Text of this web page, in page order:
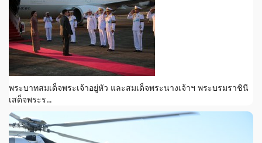
พระบาทสมเด็จพระเจ้าอยู่หัว และสมเด็จพระนางเจ้าฯ พระบรมราชินี
เสด็จพระร...